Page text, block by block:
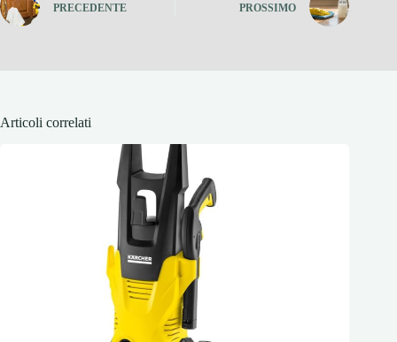
PRECEDENTE PROSSIMO
Articoli correlati